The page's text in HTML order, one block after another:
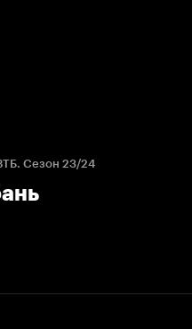
Сезон 23/24